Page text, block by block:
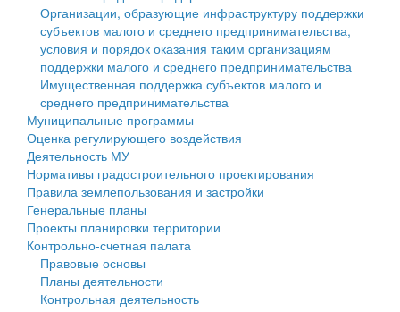
Оценка регулирующего воздействия
Деятельность МУ
Нормативы градостроительного проектирования
Правила землепользования и застройки
Генеральные планы
Проекты планировки территории
Собрание депутатов
Городское поселение
Организации, образующие инфраструктуру поддержки
субъектов малого и среднего предпринимательства,
условия и порядок оказания таким организациям
поддержки малого и среднего предпринимательства
Имущественная поддержка субъектов малого и
среднего предпринимательства
Муниципальные программы
Оценка регулирующего воздействия
Деятельность МУ
Нормативы градостроительного проектирования
Правила землепользования и застройки
Генеральные планы
Проекты планировки территории
Контрольно-счетная палата
Правовые основы
Планы деятельности
Контрольная деятельность